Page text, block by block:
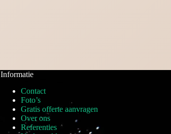
Informatie
Contact
Foto’s
Gratis offerte aanvragen
Over ons
Referenties